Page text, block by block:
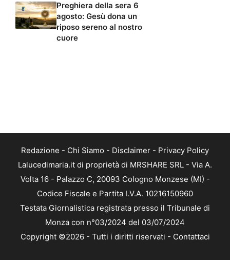
Preghiera della sera 6
agosto: Gesù dona un
riposo sereno al nostro
cuore
Redazione - Chi Siamo - Disclaimer - Privacy Policy
Lalucedimaria.it di proprietà di MRSHARE SRL - Via A.
Volta 16 - Palazzo C, 20093 Cologno Monzese (MI) -
Codice Fiscale e Partita I.V.A. 10216150960
Testata Giornalistica registrata presso il Tribunale di
Monza con n°03/2024 del 03/07/2024
Copyright ©2026 - Tutti i diritti riservati - Contattaci